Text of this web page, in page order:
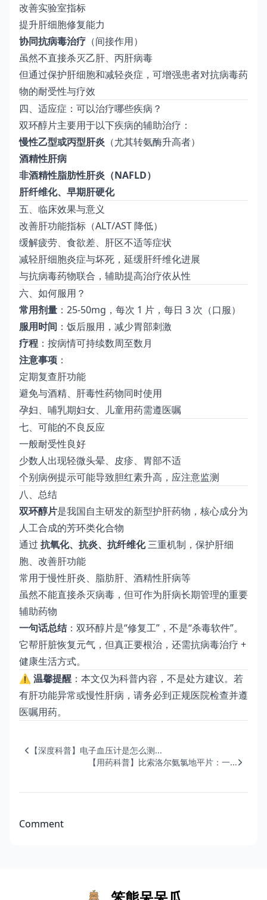
改善实验室指标
提升肝细胞修复能力
协同抗病毒治疗 （间接作用）
虽然不直接杀灭乙肝、丙肝病毒
但通过保护肝细胞和减轻炎症，可增强患者对抗病毒药
物的耐受性与疗效
四、适应症：可以治疗哪些疾病？
双环醇片主要用于以下疾病的辅助治疗：
慢性乙型或丙型肝炎 （尤其转氨酶升高者）
酒精性肝病
非酒精性脂肪性肝炎（NAFLD）
肝纤维化、早期肝硬化
五、临床效果与意义
改善肝功能指标（ALT/AST 降低）
缓解疲劳、食欲差、肝区不适等症状
减轻肝细胞炎症与坏死，延缓肝纤维化进展
与抗病毒药物联合，辅助提高治疗依从性
六、如何服用？
常用剂量 ：25-50mg，每次 1 片，每日 3 次（口服）
服用时间 ：饭后服用，减少胃部刺激
疗程 ：按病情可持续数周至数月
注意事项 ：
定期复查肝功能
避免与酒精、肝毒性药物同时使用
孕妇、哺乳期妇女、儿童用药需遵医嘱
七、可能的不良反应
一般耐受性良好
少数人出现轻微头晕、皮疹、胃部不适
个别病例提示可能导致胆红素升高，应注意监测
八、总结
双环醇片是我国自主研发的新型护肝药物，核心成分为
人工合成的芳环类化合物
通过 抗氧化、抗炎、抗纤维化三重机制，保护肝细
胞、改善肝功能
常用于慢性肝炎、脂肪肝、酒精性肝病等
虽然不能直接杀灭病毒，但可作为肝病长期管理的重要
辅助药物
一句话总结：双环醇片是“修复工”，不是“杀毒软件”。
它帮肝脏恢复元气，但真正要根治，还需抗病毒治疗 +
健康生活方式。
⚠️ 温馨提醒 ：本文仅为科普内容，不是处方建议。若
有肝功能异常或慢性肝病，请务必到正规医院检查并遵
医嘱用药。
【深度科普】电子血压计是怎么测...
【用药科普】比索洛尔氨氯地平片：一...
Comment